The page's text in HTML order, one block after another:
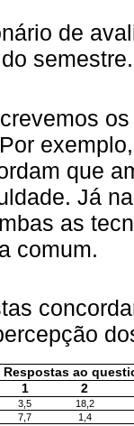
de
que
Já
as
comum.
Respostas ao
1 2
3,5
18,2
7,7
1,4